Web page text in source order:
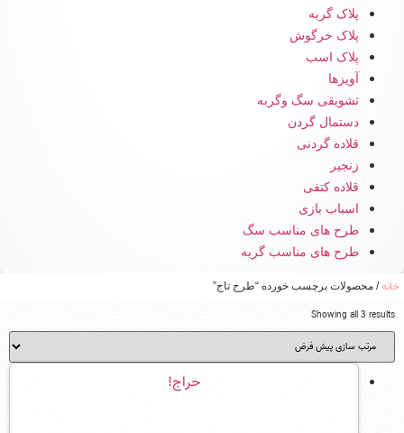
پلاک گربه
پلاک خرگوش
پلاک اسب
آویزها
تشویقی سگ وگربه
دستمال گردن
قلاده گردنی
زنجیر
قلاده کتفی
اسباب بازی
طرح های مناسب سگ
طرح های مناسب گربه
خانه/ محصولات برچسب خورده “طرح تاج”
Showing all 3 results
حراج!